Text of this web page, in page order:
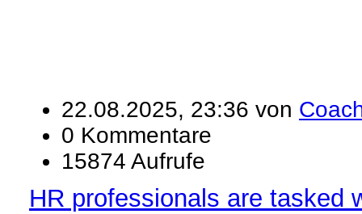
22.08.2025, 23:36 von
0 Kommentare
15874 Aufrufe
HR professionals are tasked